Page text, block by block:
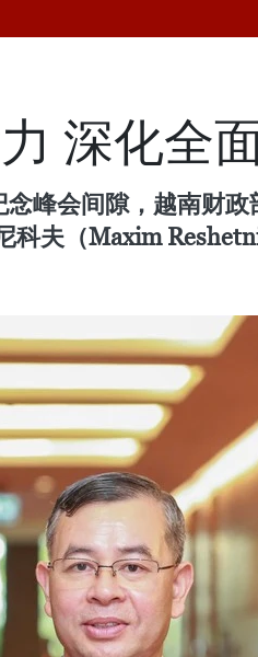
深化全
峰会间隙，越南财
科夫（Maxim